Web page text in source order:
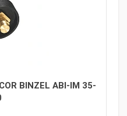
BINZEL ABI-IM 35-